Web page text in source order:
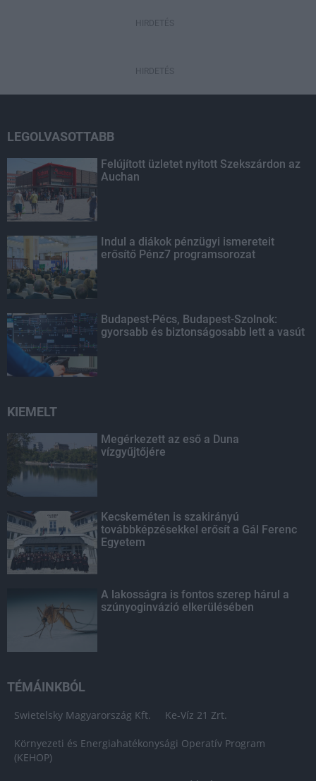
HIRDETÉS
HIRDETÉS
LEGOLVASOTTABB
Felújított üzletet nyitott Szekszárdon az
Auchan
Indul a diákok pénzügyi ismereteit
erősítő Pénz7 programsorozat
Budapest-Pécs, Budapest-Szolnok:
gyorsabb és biztonságosabb lett a vasút
KIEMELT
Megérkezett az eső a Duna
vízgyűjtőjére
Kecskeméten is szakirányú
továbbképzésekkel erősít a Gál Ferenc
Egyetem
A lakosságra is fontos szerep hárul a
szúnyoginvázió elkerülésében
TÉMÁINKBÓL
Swietelsky Magyarország Kft. Ke-Víz 21 Zrt.
Környezeti és Energiahatékonysági Operatív Program
(KEHOP)